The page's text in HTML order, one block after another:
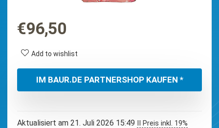
€96,50
Add to wishlist
IM BAUR.DE PARTNERSHOP KAUFEN *
Aktualisiert am 21. Juli 2026 15:49
II Preis inkl. 19%